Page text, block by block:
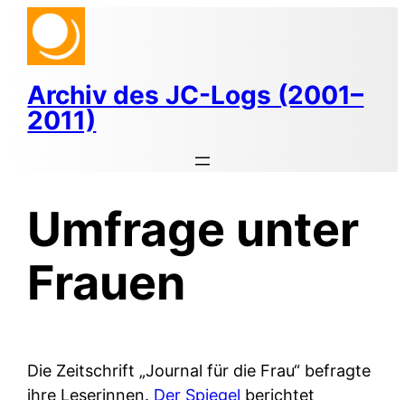
Zum
Inhalt
springen
Archiv des JC-Logs (2001–
2011)
Umfrage unter
Frauen
Die Zeitschrift „Journal für die Frau“ befragte
ihre Leserinnen. Der Spiegel berichtet